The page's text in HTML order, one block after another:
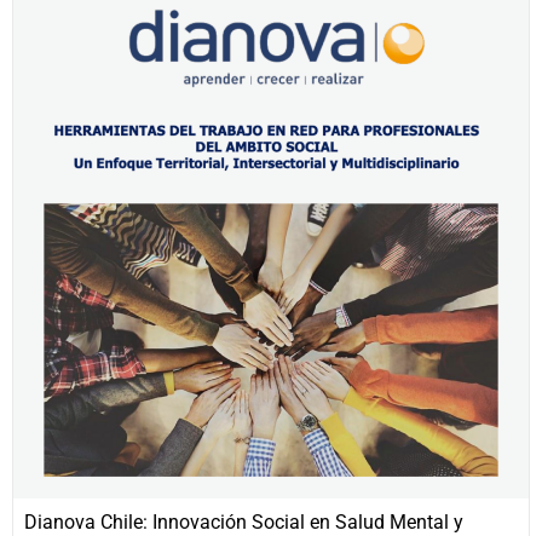
Dianova Chile: Innovación Social en Salud Mental y